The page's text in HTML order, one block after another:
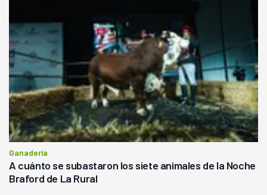
Ganadería
A cuánto se subastaron los siete animales de la Noche
Braford de La Rural